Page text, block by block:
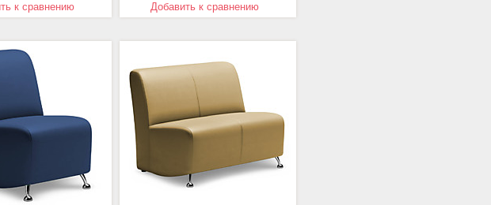
к сравнению Добавить к сравнению